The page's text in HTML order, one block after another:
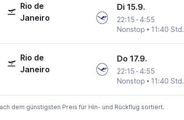
Rio de
Janeiro
Main
Di 15.9.
22:15 - 4:55
Nonstop
11:40 Std.
Rio de
Janeiro
Main
Do 17.9.
22:15 - 4:55
Nonstop
11:40 Std.
dem günstigsten Preis für Hin- und Rückflug sortiert.